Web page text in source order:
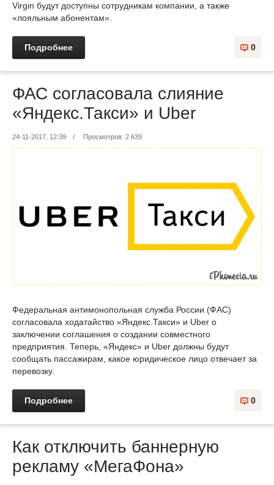
Virgin будут доступны сотрудникам компании, а также
«лояльным абонентам».
Подробнее 0
ФАС согласовала слияние
«Яндекс.Такси» и Uber
24-11-2017, 12:39 / Просмотров: 2 639
Федеральная антимонопольная служба России (ФАС)
согласовала ходатайство «Яндекс.Такси» и Uber о
заключении соглашения о создании совместного
предприятия. Теперь, «Яндекс» и Uber должны будут
сообщать пассажирам, какое юридическое лицо отвечает за
перевозку.
Подробнее 0
Как отключить баннерную
рекламу «МегаФона»